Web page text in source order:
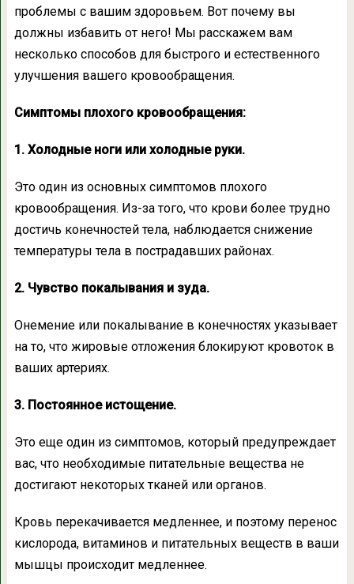
проблемы с вашим здоровьем. Вот почему вы
должны избавить от него! Мы расскажем вам
несколько способов для быстрого и естественного
улучшения вашего кровообращения.
Симптомы плохого кровообращения:
1. Холодные ноги или холодные руки.
Это один из основных симптомов плохого
кровообращения. Из-за того, что крови более трудно
достичь конечностей тела, наблюдается снижение
температуры тела в пострадавших районах.
2. Чувство покалывания и зуда.
Онемение или покалывание в конечностях указывает
на то, что жировые отложения блокируют кровоток в
ваших артериях.
3. Постоянное истощение.
Это еще один из симптомов, который предупреждает
вас, что необходимые питательные вещества не
достигают некоторых тканей или органов.
Кровь перекачивается медленнее, и поэтому перенос
кислорода, витаминов и питательных веществ в ваши
мышцы происходит медленнее.